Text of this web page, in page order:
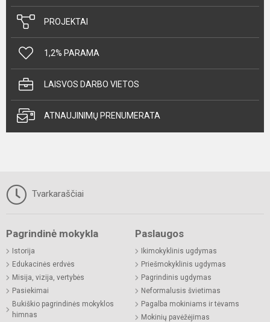
PROJEKTAI
1,2% PARAMA
LAISVOS DARBO VIETOS
ATNAUJINIMŲ PRENUMERATA
Tvarkaraščiai
Pagrindinė mokykla
Istorija
Edukacinės erdvės
Misija, vizija, vertybės
Pasiekimai
Bukiškio pagrindinės mokyklos
himnas
Paslaugos
Ikimokyklinis ugdymas
Priešmokyklinis ugdymas
Pagrindinis ugdymas
Neformalusis švietimas
Pagalba mokiniams ir tėvams
Mokinių pavėžėjimas